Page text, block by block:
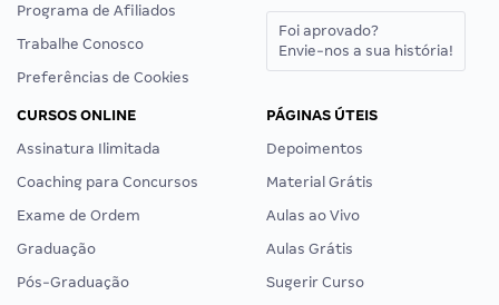
Programa de Afiliados
Trabalhe Conosco
Preferências de Cookies
Foi aprovado?
Envie-nos a sua história!
CURSOS ONLINE
Assinatura Ilimitada
Coaching para Concursos
Exame de Ordem
Graduação
Pós-Graduação
PÁGINAS ÚTEIS
Depoimentos
Material Grátis
Aulas ao Vivo
Aulas Grátis
Sugerir Curso